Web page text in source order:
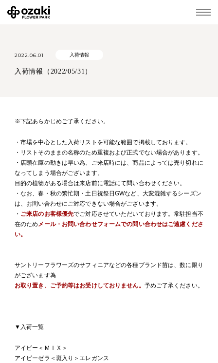
2022.06.01 入荷情報
入荷情報（2022/05/31）
※下記あらかじめご了承ください。
・市場を中心とした入荷リストを可能な範囲で掲載しております。
・リストそのままの名称のため重複および正式でない場合があります。
・店頭在庫の動きは早い為、ご来店時には、商品によっては売り切れに
なってしまう場合がございます。
目的の植物がある場合は来店前に電話にて問い合わせください。
・なお、春・秋の繁忙期・土日祝祭日GWなど、大変混雑するシーズン
は、お問い合わせにご対応できない場合がございます。
・ ご来店のお客様優先でご対応させていただいております。常駐担当不
在のため メール・お問い合わせフォームでの問い合わせはご遠慮くださ
い。
サントリーフラワーズのサフィニアなどの各種ブランド苗は、数に限り
がございます為
お取り置き、ご予約等はお受けしておりません。 予めご了承ください。
▼入荷一覧
アイビー＜ＭＩＸ＞
アイビーゼラ＜斑入り＞エレガンス